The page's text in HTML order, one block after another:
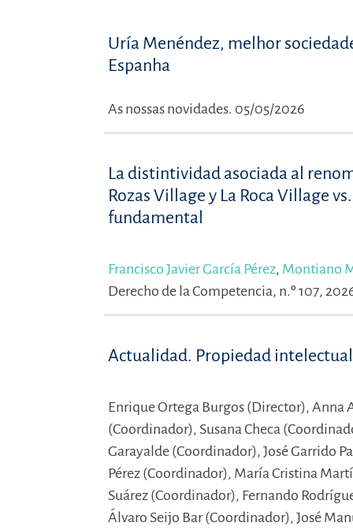
Uría Menéndez, melhor
Espanha
As nossas novidades. 05/05/2026
La distintividad asociada al
Rozas Village y La Roca Village
fundamental
Francisco Javier García Pérez, Montiano
Derecho de la Competencia, n.º 107,
Actualidad. Propiedad
Enrique Ortega Burgos (Director), Anna
(Coordinador), Susana Checa
Garayalde (Coordinador), José Garrido
Pérez (Coordinador), María Cristina
Suárez (Coordinador), Fernando
Álvaro Seijo Bar (Coordinador), José